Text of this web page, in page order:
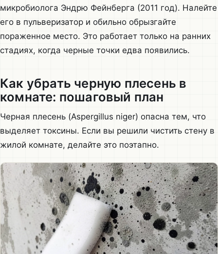
микробиолога Эндрю Фейнберга (2011 год). Налейте
его в пульверизатор и обильно обрызгайте
пораженное место. Это работает только на ранних
стадиях, когда черные точки едва появились.
Как убрать черную плесень в
комнате: пошаговый план
Черная плесень (Aspergillus niger) опасна тем, что
выделяет токсины. Если вы решили чистить стену в
жилой комнате, делайте это поэтапно.